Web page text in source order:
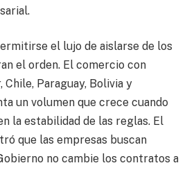
el lujo de aislarse de los
el orden. El comercio con
Chile, Paraguay, Bolivia y
un volumen que crece cuando
la estabilidad de las reglas. El
que las empresas buscan
no cambie los contratos a